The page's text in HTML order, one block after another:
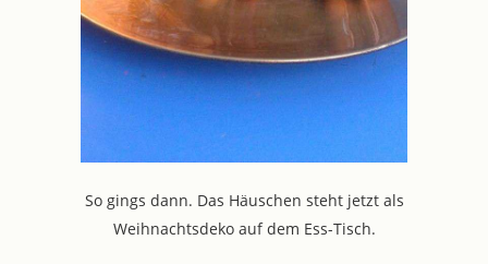
So gings dann. Das Häuschen steht jetzt als
Weihnachtsdeko auf dem Ess-Tisch.